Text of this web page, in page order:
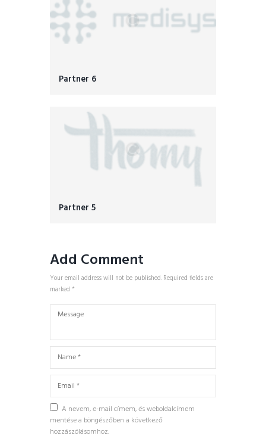
Partner 6
Partner 5
Add Comment
Your email address will not be published. Required fields are
marked *
A nevem, e-mail címem, és weboldalcímem
mentése a böngészőben a következő
hozzászólásomhoz.